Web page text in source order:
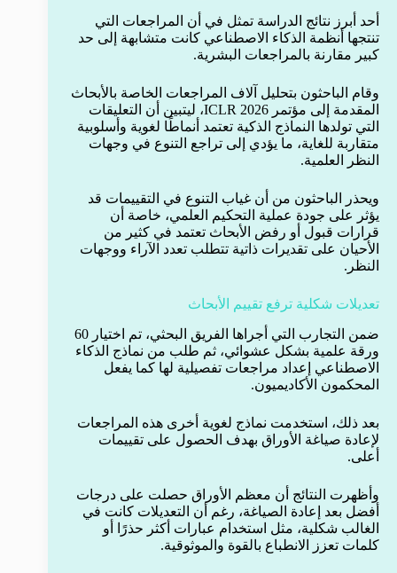
أحد أبرز نتائج الدراسة تمثل في أن المراجعات التي
تنتجها أنظمة الذكاء الاصطناعي كانت متشابهة إلى حد
كبير مقارنة بالمراجعات البشرية.
وقام الباحثون بتحليل آلاف المراجعات الخاصة بالأبحاث
المقدمة إلى مؤتمر ICLR 2026، ليتبين أن التعليقات
التي تولدها النماذج الذكية تعتمد أنماطًا لغوية وأسلوبية
متقاربة للغاية، ما يؤدي إلى تراجع التنوع في وجهات
النظر العلمية.
ويحذر الباحثون من أن غياب التنوع في التقييمات قد
يؤثر على جودة عملية التحكيم العلمي، خاصة أن
قرارات قبول أو رفض الأبحاث تعتمد في كثير من
الأحيان على تقديرات ذاتية تتطلب تعدد الآراء ووجهات
النظر.
تعديلات شكلية ترفع تقييم الأبحاث
ضمن التجارب التي أجراها الفريق البحثي، تم اختيار 60
ورقة علمية بشكل عشوائي، ثم طلب من نماذج الذكاء
الاصطناعي إعداد مراجعات تفصيلية لها كما يفعل
المحكمون الأكاديميون.
بعد ذلك، استخدمت نماذج لغوية أخرى هذه المراجعات
لإعادة صياغة الأوراق بهدف الحصول على تقييمات
أعلى.
وأظهرت النتائج أن معظم الأوراق حصلت على درجات
أفضل بعد إعادة الصياغة، رغم أن التعديلات كانت في
الغالب شكلية، مثل استخدام عبارات أكثر حذرًا أو
كلمات تعزز الانطباع بالقوة والموثوقية.